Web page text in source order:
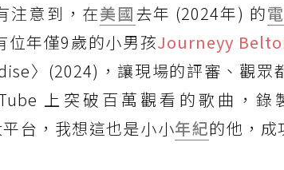
注意到，在美國去年 (2024年) 的
位年僅9歲的小男孩Journeyy
〉(2024)，讓現場的評審、觀眾
上突破百萬觀看的歌曲，
台，我想這也是小小年紀的他，成